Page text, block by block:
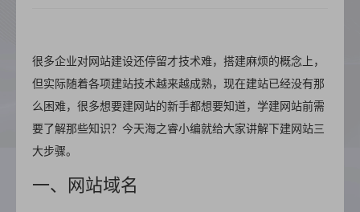
很多企业对网站建设还停留才技术难，搭建麻烦的概念上，
但实际随着各项建站技术越来越成熟，现在建站已经没有那
么困难，很多想要建网站的新手都想要知道，学建网站前需
要了解那些知识？今天海之睿小编就给大家讲解下建网站三
大步骤。
一、网站域名